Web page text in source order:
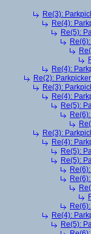
Re(3):
Re(4):
Re(5):
Re(4):
Re(2):
Re(3):
Re(4):
Re(5):
Re(3):
Re(4):
Re(5):
Re(5):
Re(4):
Re(5):